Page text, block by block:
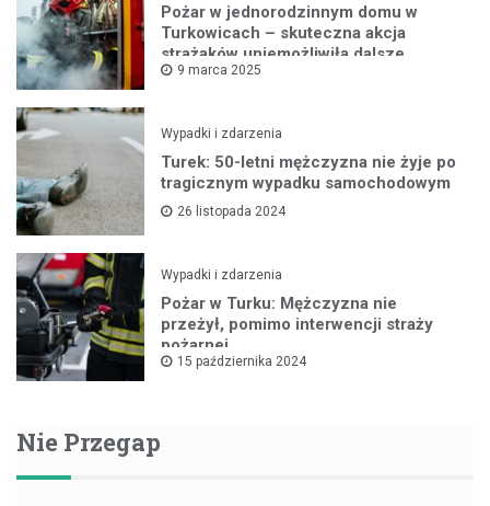
Pożar w jednorodzinnym domu w
Turkowicach – skuteczna akcja
strażaków uniemożliwiła dalsze
rozprzestrzenianie się ognia
9 marca 2025
Wypadki i zdarzenia
Turek: 50-letni mężczyzna nie żyje po
tragicznym wypadku samochodowym
26 listopada 2024
Wypadki i zdarzenia
Pożar w Turku: Mężczyzna nie
przeżył, pomimo interwencji straży
pożarnej
15 października 2024
Nie Przegap